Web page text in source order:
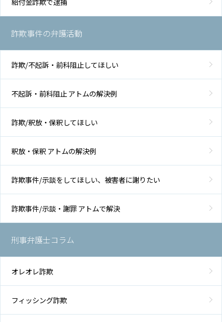
詐欺事件の弁護活動
詐欺/不起訴・前科阻止してほしい
不起訴・前科阻止 アトムの解決例
詐欺/釈放・保釈してほしい
釈放・保釈 アトムの解決例
詐欺事件/示談をしてほしい、被害者に謝りたい
詐欺事件/示談・謝罪 アトムで解決
刑事弁護士コラム
オレオレ詐欺
フィッシング詐欺